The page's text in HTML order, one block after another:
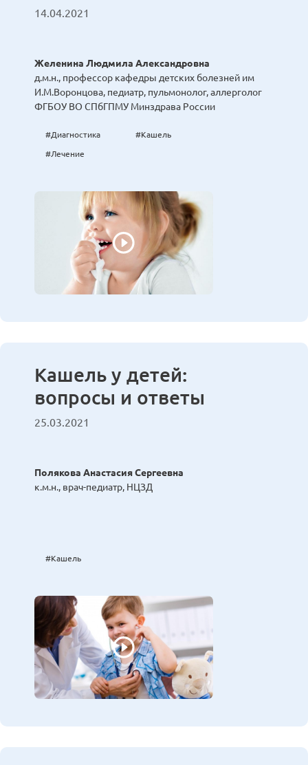
14.04.2021
Желенина Людмила Александровна
д.м.н., профессор кафедры детских болезней им
И.М.Воронцова, педиатр, пульмонолог, аллерголог
ФГБОУ ВО СПбГПМУ Минздрава России
#Диагностика #Кашель
#Лечение
Кашель у детей:
вопросы и ответы
25.03.2021
Полякова Анастасия Сергеевна
к.м.н., врач-педиатр, НЦЗД
#Кашель